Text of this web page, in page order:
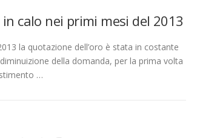
calo nei primi mesi del 2013
la quotazione dell’oro è stata in costante
della domanda, per la prima volta
…